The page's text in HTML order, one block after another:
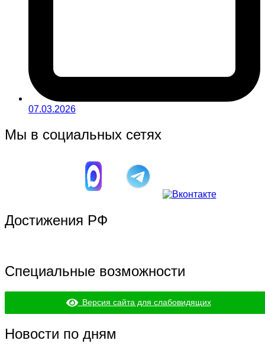
07.03.2026
Мы в социальных сетях
Достижения РФ
Специальные возможности
Версия сайта для слабовидящих
Новости по дням